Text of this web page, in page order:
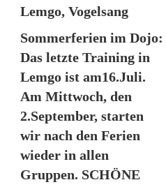
Lemgo, Vogelsang
Sommerferien im Dojo:
Das letzte Training in
Lemgo ist am16.Juli.
Am Mittwoch, den
2.September, starten
wir nach den Ferien
wieder in allen
Gruppen. SCHÖNE